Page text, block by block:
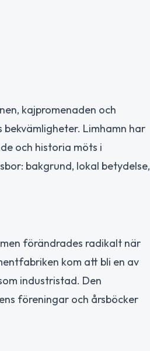
kajpromenaden och
Limhamn har
och historia möts i
bakgrund, lokal betydelse,
förändrades radikalt när
kom att bli en av
industristad. Den
föreningar och årsböcker